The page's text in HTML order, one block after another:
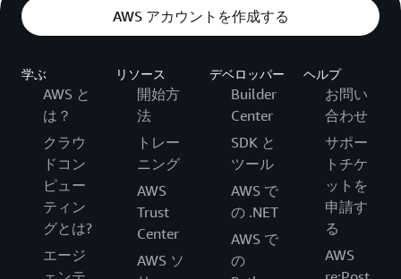
AWS アカウントを作成する
学ぶ
AWS と
は？
クラウ
ドコン
ピュー
ティン
グとは?
エージ
リソース
開始方
法
トレー
ニング
AWS
Trust
Center
AWS ソ
デベロッパー
Builder
Center
SDK と
ツール
AWS で
の .NET
AWS で
の
ヘルプ
お問い
合わせ
サポー
トチケ
ットを
申請す
る
AWS